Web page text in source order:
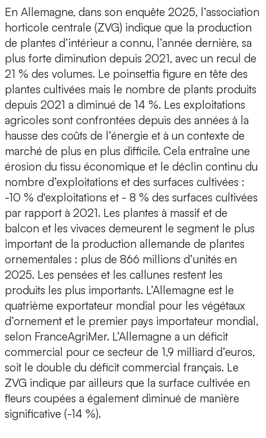
En Allemagne, dans son enquête 2025, l’association
horticole centrale (ZVG) indique que la production
de plantes d’intérieur a connu, l’année dernière, sa
plus forte diminution depuis 2021, avec un recul de
21 % des volumes. Le poinsettia figure en tête des
plantes cultivées mais le nombre de plants produits
depuis 2021 a diminué de 14 %. Les exploitations
agricoles sont confrontées depuis des années à la
hausse des coûts de l’énergie et à un contexte de
marché de plus en plus difficile. Cela entraîne une
érosion du tissu économique et le déclin continu du
nombre d’exploitations et des surfaces cultivées :
-10 % d'exploitations et - 8 % des surfaces cultivées
par rapport à 2021. Les plantes à massif et de
balcon et les vivaces demeurent le segment le plus
important de la production allemande de plantes
ornementales : plus de 866 millions d’unités en
2025. Les pensées et les callunes restent les
produits les plus importants. L’Allemagne est le
quatrième exportateur mondial pour les végétaux
d’ornement et le premier pays importateur mondial,
selon FranceAgriMer. L’Allemagne a un déficit
commercial pour ce secteur de 1,9 milliard d’euros,
soit le double du déficit commercial français. Le
ZVG indique par ailleurs que la surface cultivée en
fleurs coupées a également diminué de manière
significative (-14 %).